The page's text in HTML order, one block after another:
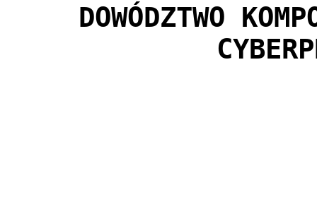
DOWÓDZTWO